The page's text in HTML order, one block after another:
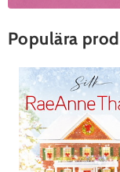
Populära